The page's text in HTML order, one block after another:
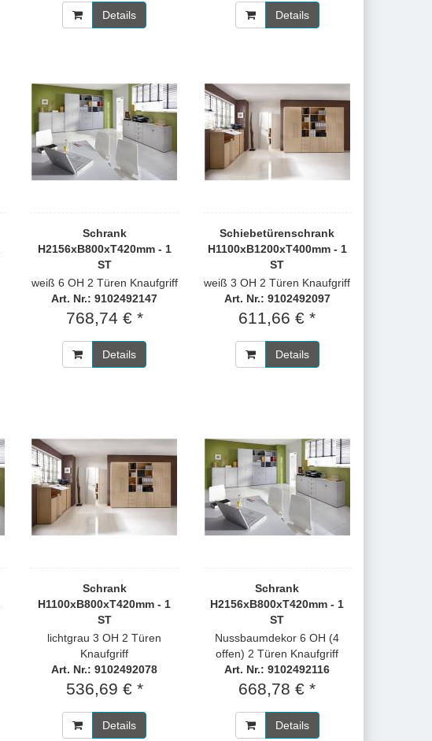
Details Details
Schrank
H2156xB800xT420mm - 1
ST
weiß 6 OH 2 Türen Knaufgriff
Art. Nr.: 9102492147
768,74 € *
Details
Schiebetürenschrank
H1100xB1200xT400mm - 1
ST
weiß 3 OH 2 Türen Knaufgriff
Art. Nr.: 9102492097
611,66 € *
Details
Schrank
H1100xB800xT420mm - 1
ST
lichtgrau 3 OH 2 Türen
Knaufgriff
Art. Nr.: 9102492078
536,69 € *
Details
Schrank
H2156xB800xT420mm - 1
ST
Nussbaumdekor 6 OH (4
offen) 2 Türen Knaufgriff
Art. Nr.: 9102492116
668,78 € *
Details